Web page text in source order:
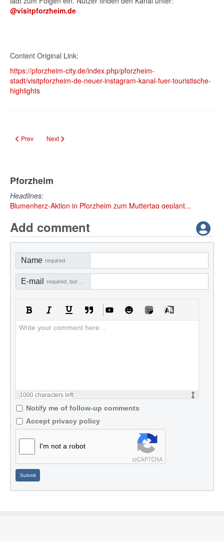
@visitpforzheim.de
Content Original Link:
https://pforzheim-city.de/index.php/pforzheim-
stadt/visitpforzheim-de-neuer-instagram-kanal-fuer-touristische-
highlights
Previous article: Jetzt nominieren: Pforzheim sucht Heldinnen und Helden
Prev Next article: Intendant Markus Hertel bleibt bis 2032 am Theater
Next
Pforzheim
Headlines:
Blumenherz-Aktion in Pforzheim zum Muttertag geplant...
Add comment
Name required
E-mail
1000 characters left
Notify me of follow-up comments
Accept privacy policy
I'm not a robot
Submit